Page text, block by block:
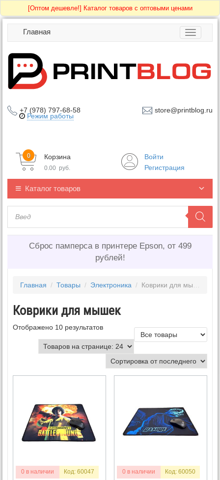
[Оптом дешевле!] Каталог товаров с оптовыми ценами
Toggle
Главная
+7 (978) 797-68-58 store@printblog.ru
Режим работы
Корзина
0
0.00 руб.
Войти
Регистрация
Каталог товаров
Сброс памперса в принтере Epson, от 499
рублей!
Главная / Товары / Электроника / Коврики для мышек
Коврики для мышек
Отображено 10 результатов
0 в наличии Код: 60047 0 в наличии Код: 60050